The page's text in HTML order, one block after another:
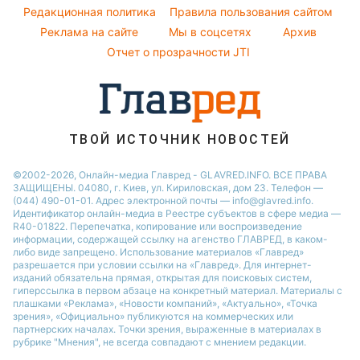
Новости Ровно
Новости Запорожья
Комнатные растения
Авто
Редакционная политика
Правила пользования сайтом
Реклама на сайте
Мы в соцсетях
Архив
Отчет о прозрачности JTI
ТВОЙ ИСТОЧНИК НОВОСТЕЙ
©2002-2026, Онлайн-медиа Главред - GLAVRED.INFO. ВСЕ ПРАВА
ЗАЩИЩЕНЫ. 04080, г. Киев, ул. Кириловская, дом 23. Телефон —
(044) 490-01-01. Адрес электронной почты — info@glavred.info.
Идентификатор онлайн-медиа в Реестре cубъектов в сфере медиа —
R40-01822. Перепечатка, копирование или воспроизведение
информации, содержащей ссылку на агенство ГЛАВРЕД, в каком-
либо виде запрещено. Использование материалов «Главред»
разрешается при условии ссылки на «Главред». Для интернет-
изданий обязательна прямая, открытая для поисковых систем,
гиперссылка в первом абзаце на конкретный материал. Материалы с
плашками «Реклама», «Новости компаний», «Актуально», «Точка
зрения», «Официально» публикуются на коммерческих или
партнерских началах. Точки зрения, выраженные в материалах в
рубрике "Мнения", не всегда совпадают с мнением редакции.